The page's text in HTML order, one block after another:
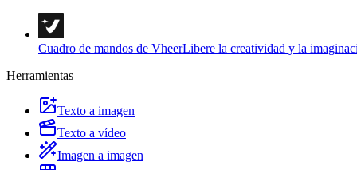
Cuadro de mandos de VheerLibere la creatividad y la
Herramientas
Texto a imagen
Texto a vídeo
Imagen a imagen